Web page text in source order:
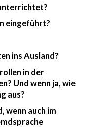
eingeführt?
ins Ausland?
in der
Und wenn ja, wie
aus?
wenn auch im